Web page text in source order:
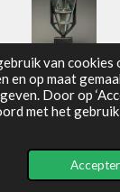
van cookies
en op maat
Door op
met het